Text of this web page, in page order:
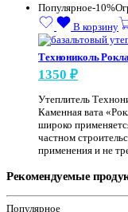
Популярное-10%
В корзину
Технониколь
составляла
1500 ₽.
1350 ₽Текущая
1350 ₽.
Утеплитель
Каменная вата
широко
частном
применения и не
Рекомендуемые
Популярное